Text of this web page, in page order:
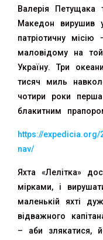
Валерія Петущака
Македон вирушив
патріотичну місію
маловідому на
Україну. Три
тисяч миль
чотири роки
блакитним
https://
nav/
Яхта «Лелітка»
мірками, і
маленькій яхті
відважного
– аби злякатися,